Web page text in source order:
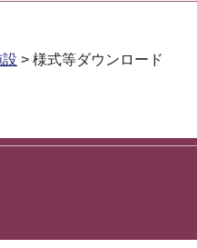
> 様式等ダウンロード